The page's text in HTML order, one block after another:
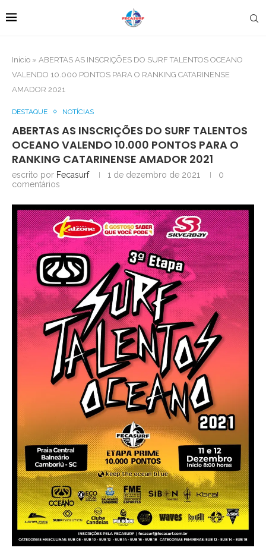
Início » ABERTAS AS INSCRIÇÕES DO SURF TALENTOS OCEANO
VALENDO 10.000 PONTOS PARA O RANKING CATARINENSE
AMADOR 2021
DESTAQUE NOTÍCIAS
ABERTAS AS INSCRIÇÕES DO SURF TALENTOS
OCEANO VALENDO 10.000 PONTOS PARA O
RANKING CATARINENSE AMADOR 2021
escrito por Fecasurf 1 de dezembro de 2021
0
comentários